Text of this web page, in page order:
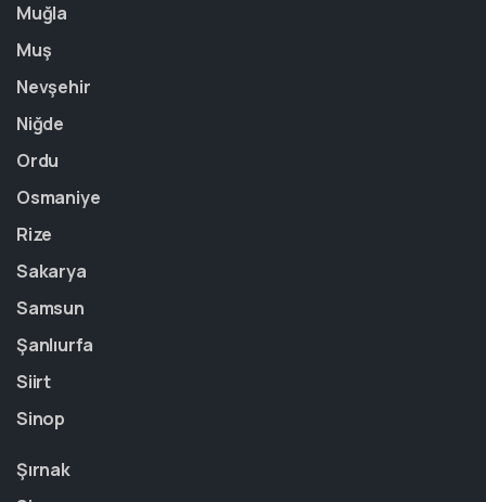
Muğla
Muş
Nevşehir
Niğde
Ordu
Osmaniye
Rize
Sakarya
Samsun
Şanlıurfa
Siirt
Sinop
Şırnak